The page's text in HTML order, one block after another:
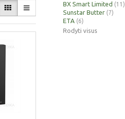
BX Smart Limited (11)
Sunstar Butter (7)
ETA (6)
Rodyti visus